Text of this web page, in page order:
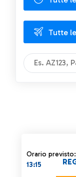
Tutte
Orario previsto:
13:15